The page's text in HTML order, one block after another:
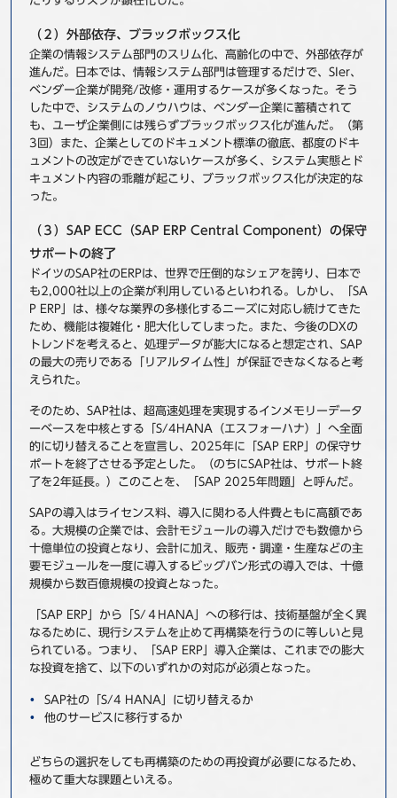
（２）外部依存、ブラックボックス化
企業の情報システム部門のスリム化、高齢化の中で、外部依存が
進んだ。日本では、情報システム部門は管理するだけで、SIer、
ベンダー企業が開発/改修・運用するケースが多くなった。そう
した中で、システムのノウハウは、ベンダー企業に蓄積されて
も、ユーザ企業側には残らずブラックボックス化が進んだ。（第
3回）また、企業としてのドキュメント標準の徹底、都度のドキ
ュメントの改定ができていないケースが多く、システム実態とド
キュメント内容の乖離が起こり、ブラックボックス化が決定的な
った。
（３）SAP ECC（SAP ERP Central Component）の保守
サポートの終了
ドイツのSAP社のERPは、世界で圧倒的なシェアを誇り、日本で
も2,000社以上の企業が利用しているといわれる。しかし、「SA
P ERP」は、様々な業界の多様化するニーズに対応し続けてきた
ため、機能は複雑化・肥大化してしまった。また、今後のDXの
トレンドを考えると、処理データが膨大になると想定され、SAP
の最大の売りである「リアルタイム性」が保証できなくなると考
えられた。
そのため、SAP社は、超高速処理を実現するインメモリーデータ
ーベースを中核とする「S/4HANA（エスフォーハナ）」へ全面
的に切り替えることを宣言し、2025年に「SAP ERP」の保守サ
ポートを終了させる予定とした。（のちにSAP社は、サポート終
了を2年延長。）このことを、「SAP 2025年問題」と呼んだ。
SAPの導入はライセンス料、導入に関わる人件費ともに高額であ
る。大規模の企業では、会計モジュールの導入だけでも数億から
十億単位の投資となり、会計に加え、販売・調達・生産などの主
要モジュールを一度に導入するビッグバン形式の導入では、十億
規模から数百億規模の投資となった。
「SAP ERP」から「S/４HANA」への移行は、技術基盤が全く異
なるために、現行システムを止めて再構築を行うのに等しいと見
られている。つまり、「SAP ERP」導入企業は、これまでの膨大
な投資を捨て、以下のいずれかの対応が必須となった。
SAP社の「S/4 HANA」に切り替えるか
他のサービスに移行するか
どちらの選択をしても再構築のための再投資が必要になるため、
極めて重大な課題といえる。